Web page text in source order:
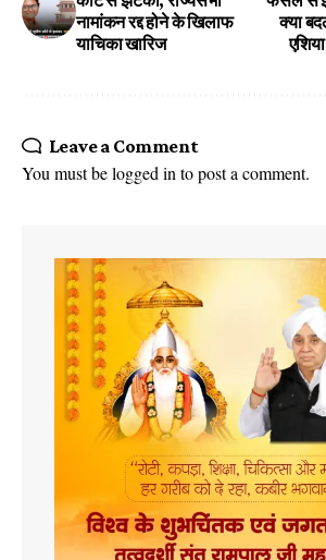
नामांकन रद्द होने के खिलाफ
याचिका खारिज
क्या
Leave a Comment
You must belogged in to post a comment.